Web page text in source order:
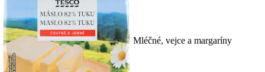
Mléčné, vejce a margaríny